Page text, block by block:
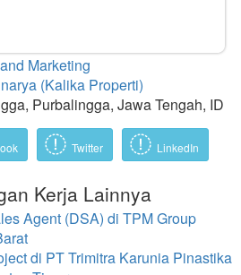
Marketing
(Kalika Properti)
Purbalingga, Jawa Tengah, ID
Twitter LinkedIn
Kerja Lainnya
Agent (DSA) di TPM Group
di PT Trimitra Karunia Pinastika